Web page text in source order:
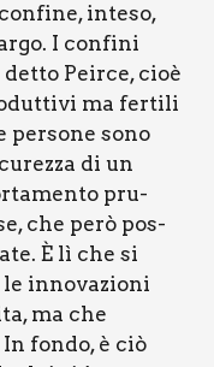
inte­so,
I con­fi­ni
Peir­ce, cioè
ma fer­ti­li
per­so­ne sono
di un
pru­
che però pos­
È lì che si
inno­va­zio­ni
ma che
fon­do, è ciò